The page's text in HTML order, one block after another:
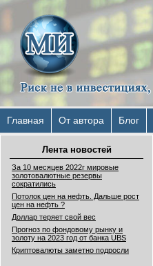
Главная От автора Блог
Лента новостей
За 10 месяцев 2022г мировые
золотовалютные резервы
сократились
Потолок цен на нефть. Дальше рост
цен на нефть ?
Доллар теряет свой вес
Прогноз по фондовому рынку и
золоту на 2023 год от банка UBS
Криптовалюты заметно подросли